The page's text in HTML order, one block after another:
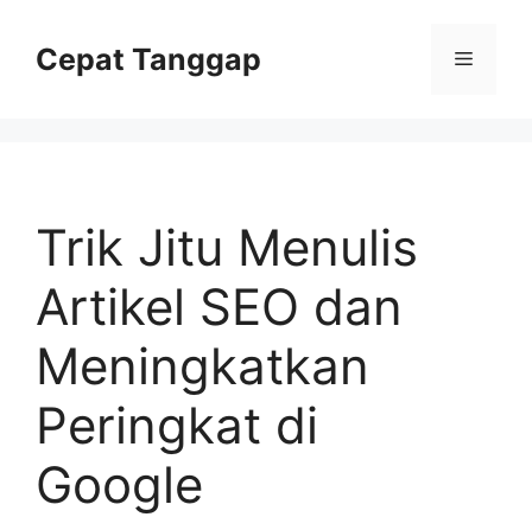
contentCepat Tanggap Menu
Trik Jitu Menulis
Artikel SEO dan
Meningkatkan
Peringkat di
Google